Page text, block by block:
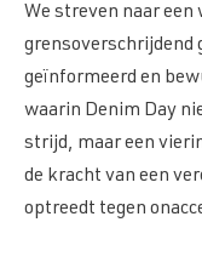
We streven naar
grensoverschrijdend
geïnformeerd en
waarin Denim Day
strijd, maar een
de kracht van een
optreedt tegen